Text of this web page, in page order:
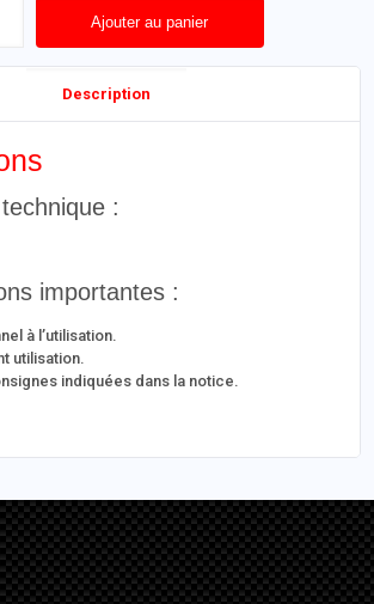
Ajouter au panier
Description
:
importantes :
à l’utilisation.
utilisation.
indiquées dans la notice.